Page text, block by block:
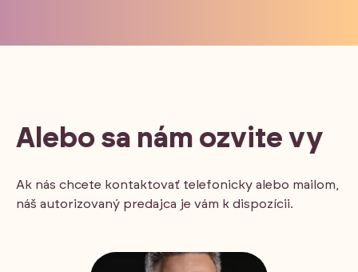
Alebo sa nám ozvite vy
Ak nás chcete kontaktovať telefonicky alebo mailom,
náš autorizovaný predajca je vám k dispozícii.